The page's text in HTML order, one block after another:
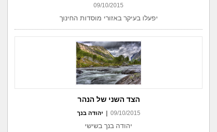
09/10/2015
יפעלו בעיקר באזורי מוסדות החינוך
הצד השני של הנהר
09/10/2015 יהודה בנך
יהודה בנך בשישי